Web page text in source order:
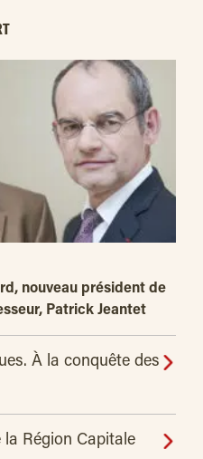
nouveau président de
Patrick Jeantet
À la conquête des
la Région Capitale